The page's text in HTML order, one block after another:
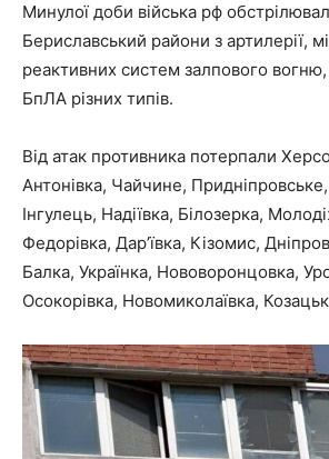
Минулої доби війська рф
Бериславський райони з артилерії,
реактивних систем залпового
БпЛА різних типів.
Від атак противника потерпали
Антонівка, Чайчине,
Інгулець, Надіївка, Білозерка,
Федорівка, Дар’ївка, Кізомис,
Балка, Українка, Нововоронцовка,
Осокорівка, Новомиколаївка,